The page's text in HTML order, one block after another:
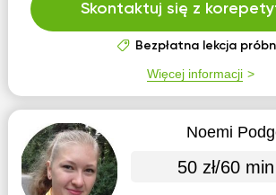
Skontaktuj się z
Bezpłatna lekcja
Więcej informacji
Noemi
50 zł/60 min